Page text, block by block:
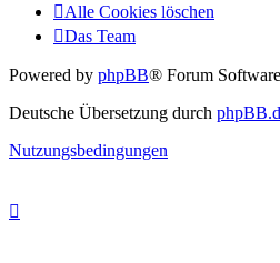
Alle Cookies löschen
Das Team
Powered by phpBB® Forum
Deutsche Übersetzung durch
Nutzungsbedingungen